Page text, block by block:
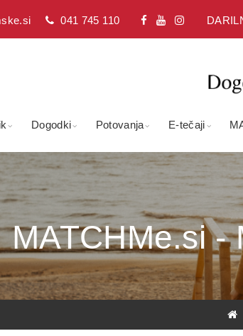
041 745 110
Dogodki Potovanja E-tečaji
MATCHMe.si -